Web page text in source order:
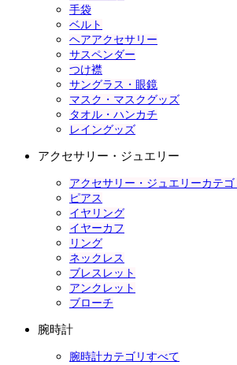
手袋
ベルト
ヘアアクセサリー
サスペンダー
つけ襟
サングラス・眼鏡
マスク・マスクグッズ
タオル・ハンカチ
レイングッズ
アクセサリー・ジュエリー
アクセサリー・ジュエリーカテゴ
ピアス
イヤリング
イヤーカフ
リング
ネックレス
ブレスレット
アンクレット
ブローチ
腕時計
腕時計カテゴリすべて